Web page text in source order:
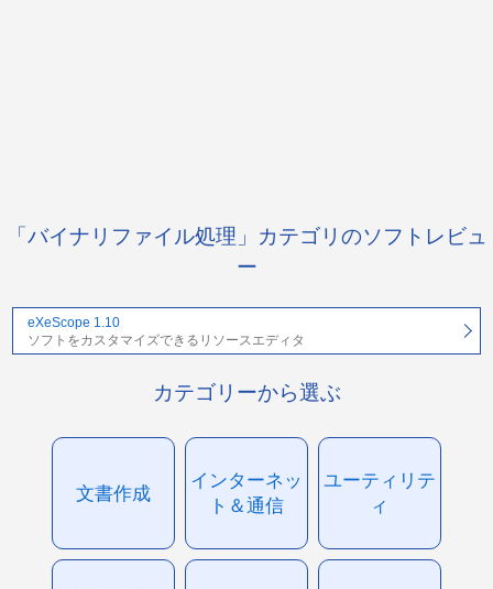
「バイナリファイル処理」カテゴリのソフトレビュ
ー
eXeScope 1.10
ソフトをカスタマイズできるリソースエディタ
カテゴリーから選ぶ
文書作成
インターネッ
ト＆通信
ユーティリテ
ィ